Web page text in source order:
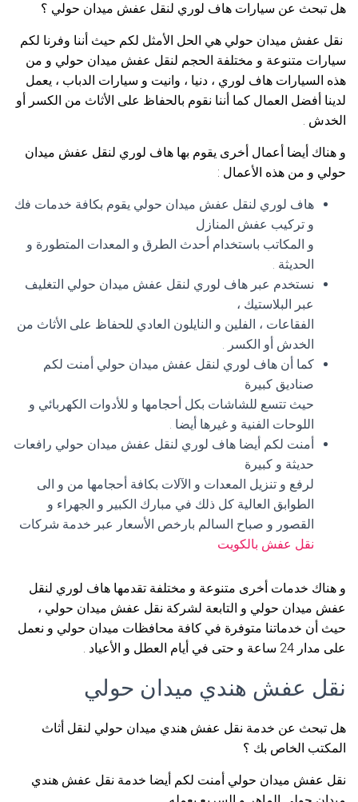
هل تبحث عن سيارات هاف لوري لنقل عفش ميدان حولي ؟
نقل عفش ميدان حولي هي الحل الأمثل لكم حيث أننا وفرنا لكم
سيارات متنوعة و مختلفة الحجم لنقل عفش ميدان حولي و من
هذه السيارات هاف لوري ، دنيا ، وانيت و سيارات الدباب ، يعمل
لدينا أفضل العمال كما أننا نقوم بالحفاظ على الأثاث من الكسر أو
الخدش .
و هناك أيضا أعمال أخرى يقوم بها هاف لوري لنقل عفش ميدان
حولي و من هذه الأعمال :
هاف لوري لنقل عفش ميدان حولي يقوم بكافة خدمات فك
و تركيب عفش المنازل
و المكاتب باستخدام أحدث الطرق و المعدات المتطورة و
الحديثة .
نستخدم عبر هاف لوري لنقل عفش ميدان حولي التغليف
عبر البلاستيك ،
الفقاعات ، الفلين و النايلون العادي للحفاظ على الأثاث من
الخدش أو الكسر .
كما أن هاف لوري لنقل عفش ميدان حولي أمنت لكم
صناديق كبيرة
حيث تتسع للشاشات بكل أحجامها و للأدوات الكهربائي و
اللوحات الفنية و غيرها أيضا .
أمنت لكم أيضا هاف لوري لنقل عفش ميدان حولي رافعات
حديثة و كبيرة
لرفع و تنزيل المعدات و الآلات بكافة أحجامها من و الى
الطوابق العالية كل ذلك في مبارك الكبير و الجهراء و
القصور و صباح السالم بارخص الأسعار عبر خدمة شركات
نقل عفش بالكويت
و هناك خدمات أخرى متنوعة و مختلفة تقدمها هاف لوري لنقل
عفش ميدان حولي و التابعة لشركة نقل عفش ميدان حولي ،
حيث أن خدماتنا متوفرة في كافة محافظات ميدان حولي و نعمل
على مدار 24 ساعة و حتى في أيام العطل و الأعياد .
نقل عفش هندي ميدان حولي
هل تبحث عن خدمة نقل عفش هندي ميدان حولي لنقل أثاث
المكتب الخاص بك ؟
نقل عفش ميدان حولي أمنت لكم أيضا خدمة نقل عفش هندي